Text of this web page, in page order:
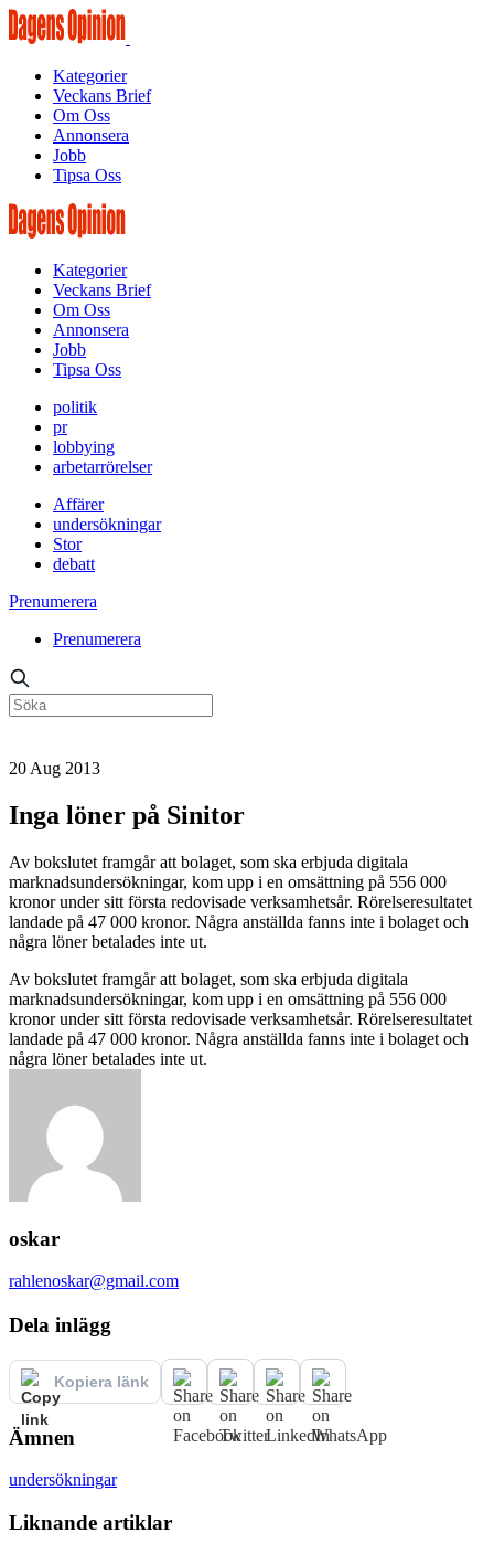
Kategorier
Veckans Brief
Om Oss
Annonsera
Jobb
Tipsa Oss
Kategorier
Veckans Brief
Om Oss
Annonsera
Jobb
Tipsa Oss
politik
pr
lobbying
arbetarrörelser
Affärer
undersökningar
Stor
debatt
Prenumerera
Prenumerera
20 Aug 2013
Inga löner på Sinitor
Av bokslutet framgår att bolaget, som ska erbjuda digitala
marknadsundersökningar, kom upp i en omsättning på 556 000
kronor under sitt första redovisade verksamhetsår. Rörelseresultatet
landade på 47 000 kronor. Några anställda fanns inte i bolaget och
några löner betalades inte ut.
Av bokslutet framgår att bolaget, som ska erbjuda digitala
marknadsundersökningar, kom upp i en omsättning på 556 000
kronor under sitt första redovisade verksamhetsår. Rörelseresultatet
landade på 47 000 kronor. Några anställda fanns inte i bolaget och
några löner betalades inte ut.
oskar
rahlenoskar@gmail.com
Dela inlägg
Kopiera länk
Ämnen
undersökningar
Liknande artiklar